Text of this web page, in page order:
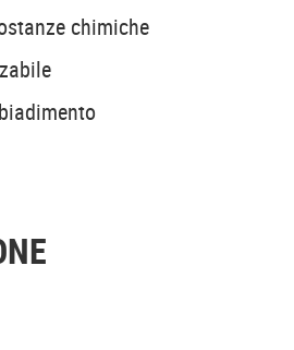
chimiche